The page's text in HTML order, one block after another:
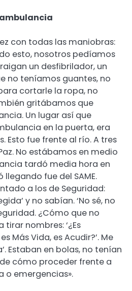
con todas las maniobras:
esto, nosotros pedíamos
un desfibrilador, un
no teníamos guantes, no
cortarle la ropa, no
gritábamos que
Un lugar así que
en la puerta, era
Esto fue frente al río. A tres
No estábamos en medio
tardó media hora en
fue del SAME.
a los de Seguridad:
y no sabían. ‘No sé, no
¿Cómo que no
tirar nombres: ‘¿Es
Más Vida, es Acudir?’. Me
Estaban en bolas, no tenían
cómo proceder frente a
o emergencias».